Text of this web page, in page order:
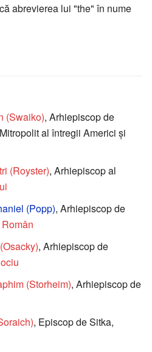
abrevierea lui "the" în nume
(Swaiko), Arhiepiscop de
al întregii Americi şi
(Royster), Arhiepiscop al
(Popp), Arhiepiscop de
, Arhiepiscop de
(Storheim), Arhiepiscop de
, Episcop de Sitka,